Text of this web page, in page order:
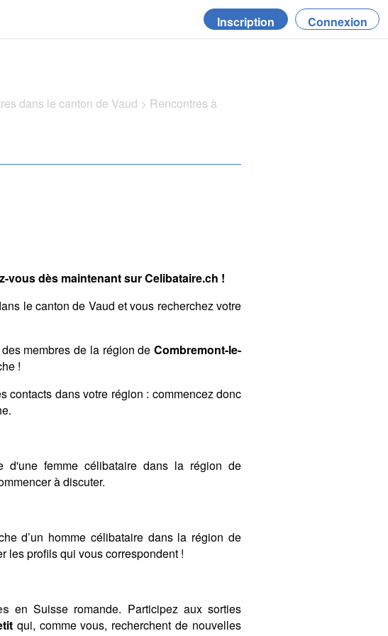
Inscription Connexion
dans le canton de Vaud > Rencontres à
vous dès maintenant sur Celibataire.ch !
le canton de Vaud et vous recherchez votre
membres de la région de Combremont-le-
!
contacts dans votre région : commencez donc
d'une femme célibataire dans la région de
à discuter.
d’un homme célibataire dans la région de
les profils qui vous correspondent !
en Suisse romande. Participez aux sorties
qui, comme vous, recherchent de nouvelles